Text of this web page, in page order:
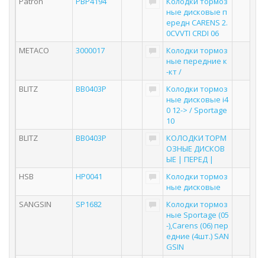
ные дисковые п
ередн CARENS 2.
0CVVTI CRDI 06
METACO
3000017
Колодки тормоз
ные передние к
-кт /
BLITZ
BB0403P
Колодки тормоз
ные дисковые i4
0 12-> / Sportage
10
BLITZ
BB0403P
КОЛОДКИ ТОРМ
ОЗНЫЕ ДИСКОВ
ЫЕ | ПЕРЕД |
HSB
HP0041
Колодки тормоз
ные дисковые
SANGSIN
SP1682
Колодки тормоз
ные Sportage (05
-),Carens (06) пер
едние (4шт.) SAN
GSIN